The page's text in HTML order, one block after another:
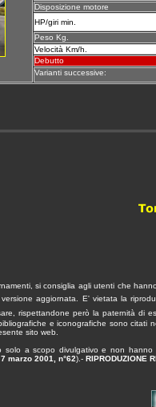
Disposizione motore
HP/giri min.
Peso Kg.
Velocità Km/h.
Debutto
Varianti successive:
si consiglia agli utenti che
aggiornata.
E' vietata la
rispettandone però la paternità di
e iconografiche sono citati
sito web.
a scopo divulgativo e non
marzo 2001, n°62).- RIPRODUZIONE